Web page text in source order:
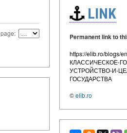
LINK
Permanent link to
https://elib.ro/
КЛАССИЧЕСКОЕ-
УСТРОЙСТВО-И-
ГОСУДАРСТВА
©elib.ro